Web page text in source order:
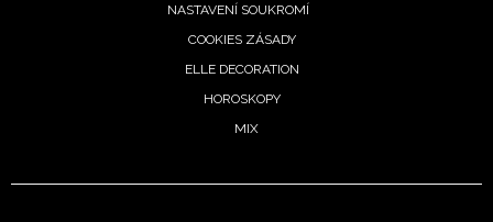
NASTAVENÍ SOUKROMÍ
COOKIES ZÁSADY
ELLE DECORATION
HOROSKOPY
MIX